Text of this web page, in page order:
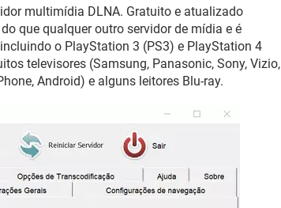
multimídia DLNA. Gratuito e atualizado
que qualquer outro servidor de mídia e é
o PlayStation 3 (PS3) e PlayStation 4
televisores (Samsung, Panasonic, Sony, Vizio,
Android) e alguns leitores Blu-ray.